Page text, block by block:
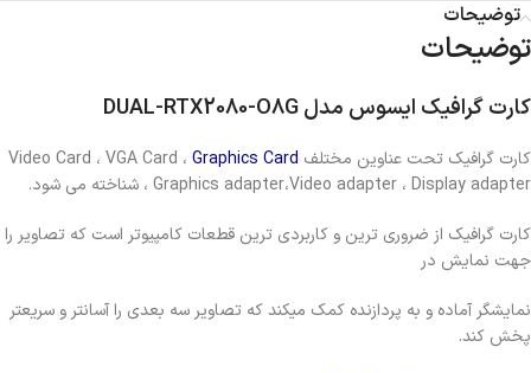
توضیحات
توضیحات
کارت گرافیک ایسوس مدل DUAL-RTX2080-O8G
کارت گرافیک تحت عناوین مختلف Video Card ، VGA Card ، Graphics Card
، Graphics adapter،Video adapter ، Display adapter شناخته می شود.
کارت گرافیک از ضروری ترین و کاربردی ترین قطعات کامپیوتر است که تصاویر را
جهت نمایش در
نمایشگر آماده و به پردازنده کمک میکند که تصاویر سه بعدی را آسانتر و سریعتر
پخش کند.